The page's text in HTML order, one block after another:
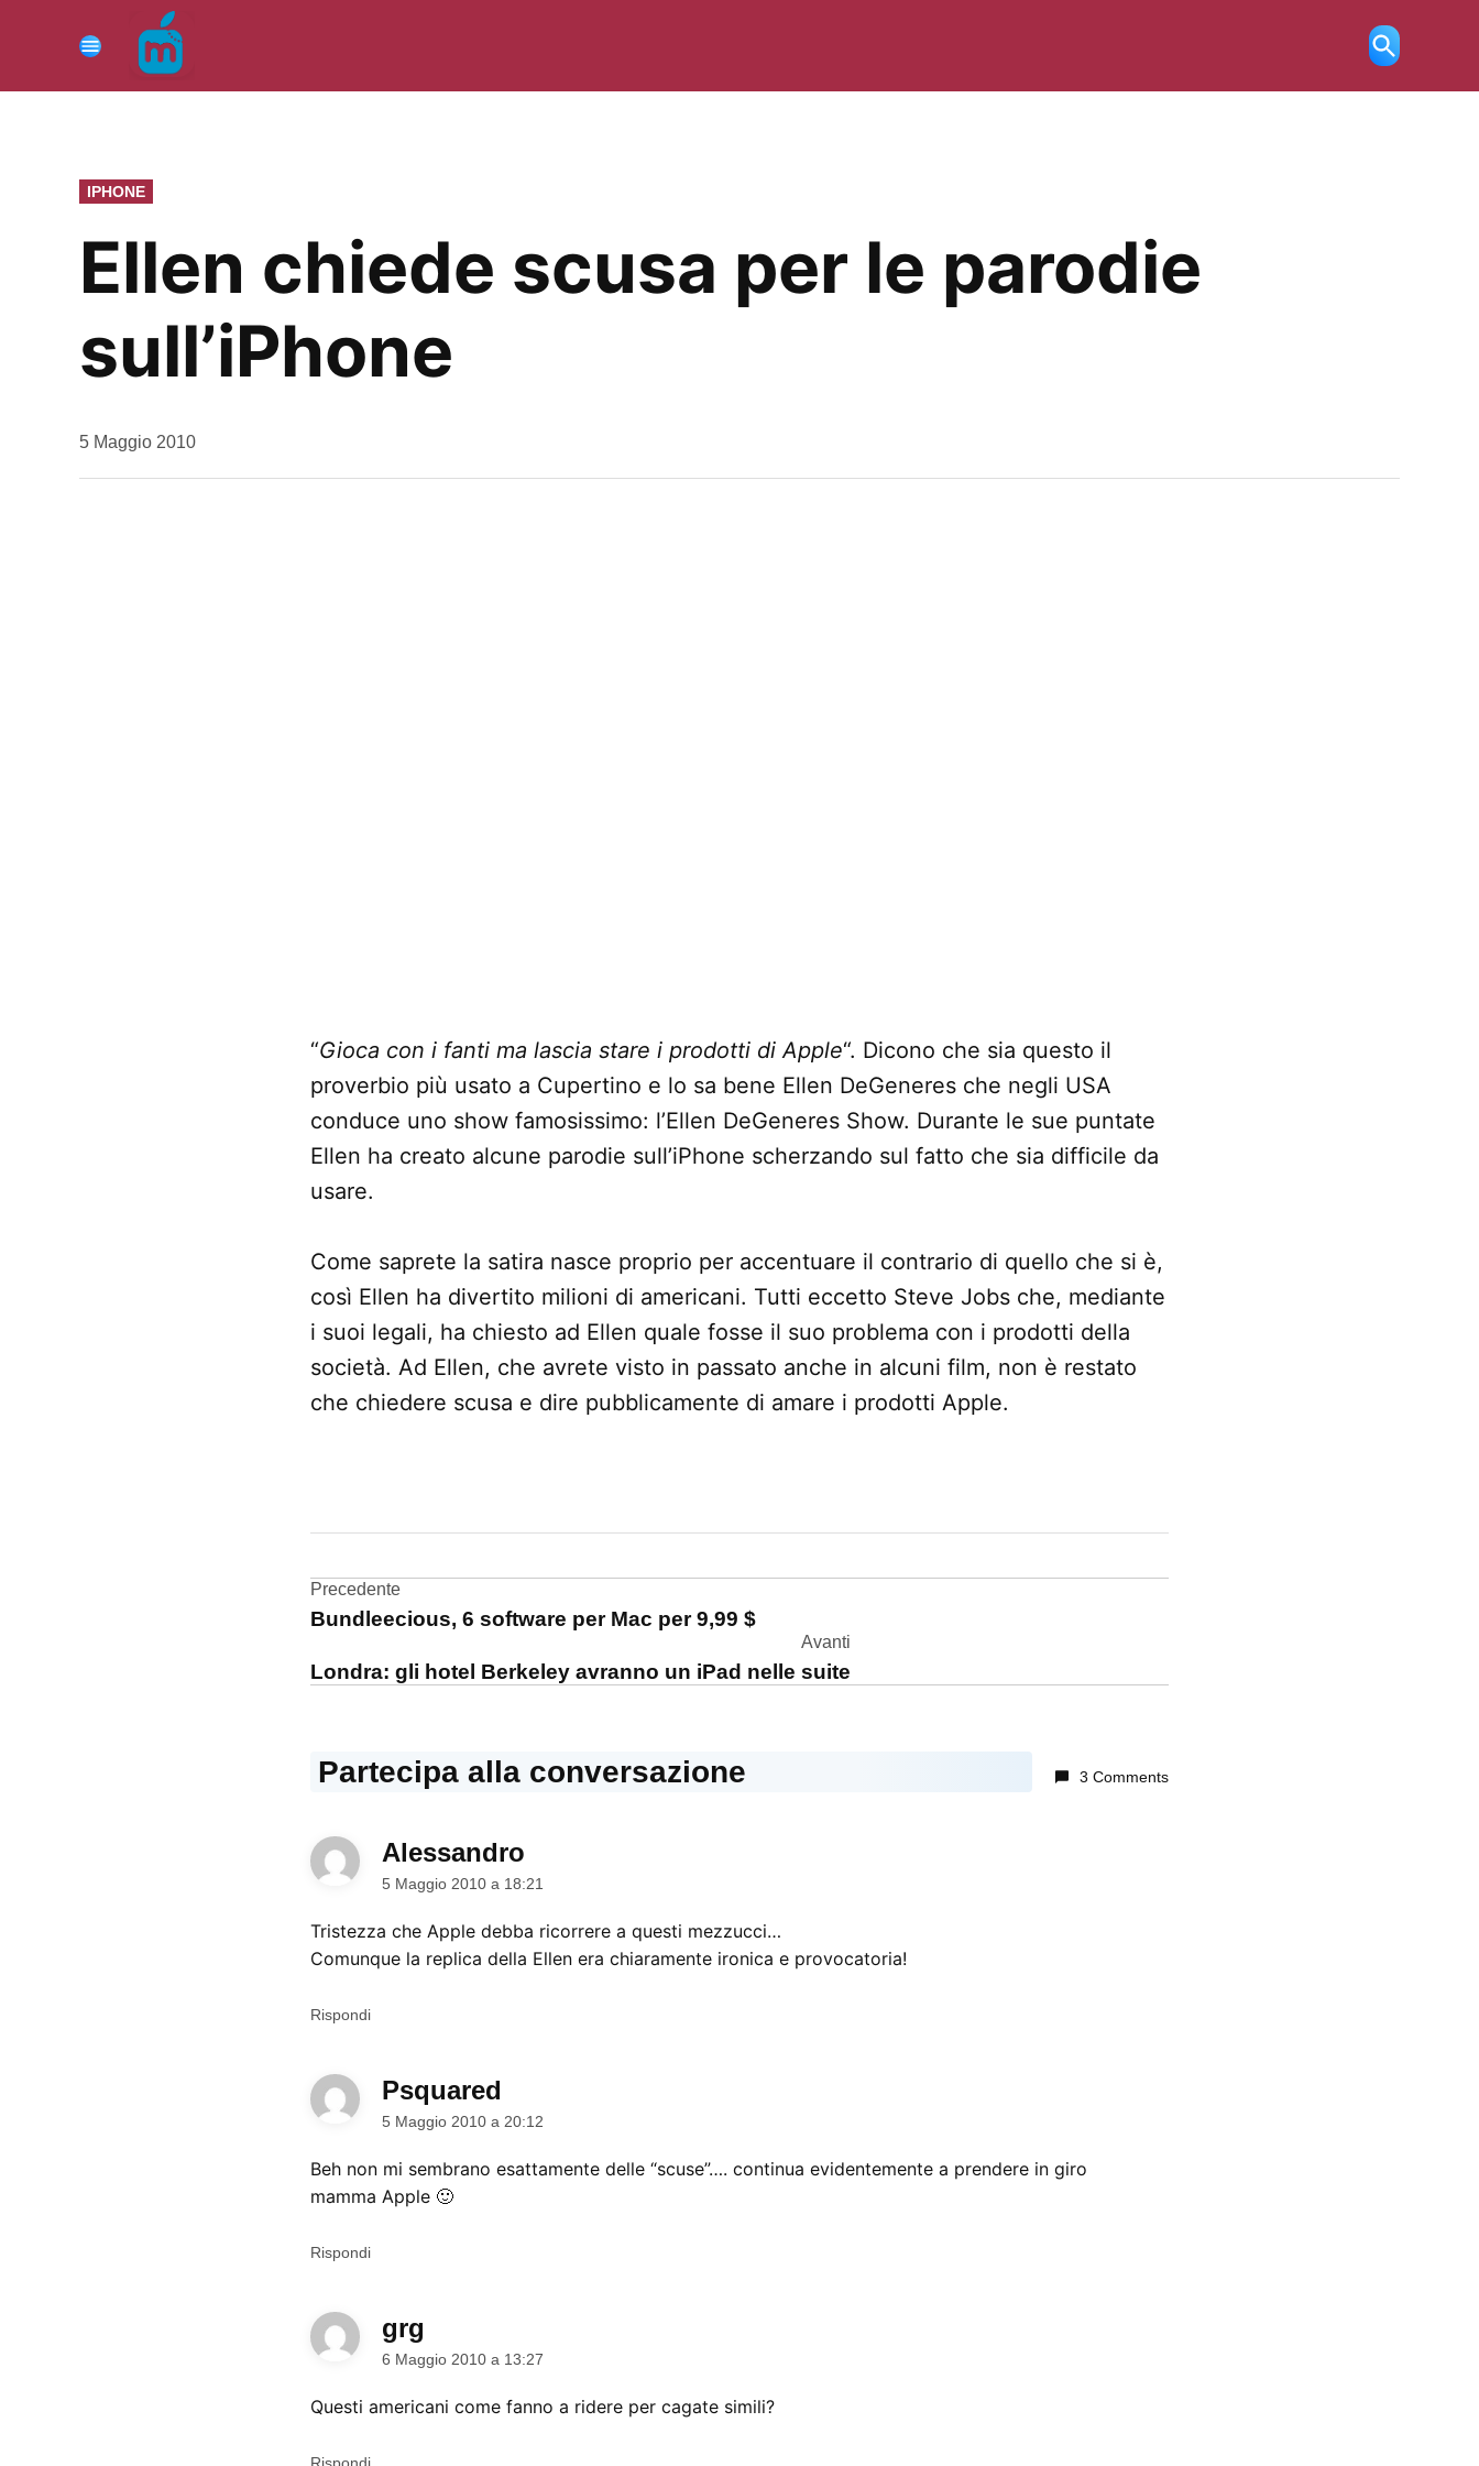
contenuto
Menu
Ricerca
aperta
PUBBLICATO
IN
IPHONE
Ellen chiede scusa per le parodie
sull’iPhone
da
5 Maggio 2010
“Gioca con i fanti ma lascia stare i prodotti di Apple“. Dicono che sia questo il
proverbio più usato a Cupertino e lo sa bene Ellen DeGeneres che negli USA
conduce uno show famosissimo: l’Ellen DeGeneres Show. Durante le sue puntate
Ellen ha creato alcune parodie sull’iPhone scherzando sul fatto che sia difficile da
usare.
Come saprete la satira nasce proprio per accentuare il contrario di quello che si è,
così Ellen ha divertito milioni di americani. Tutti eccetto Steve Jobs che, mediante
i suoi legali, ha chiesto ad Ellen quale fosse il suo problema con i prodotti della
società. Ad Ellen, che avrete visto in passato anche in alcuni film, non è restato
che chiedere scusa e dire pubblicamente di amare i prodotti Apple.
Tv
Navigazione
Precedente
Bundleecious, 6 software per Mac per 9,99 $
Avanti
Londra: gli hotel Berkeley avranno un iPad nelle suite
Partecipa alla conversazione 3 Comments
Alessandro
5 Maggio 2010 a 18:21
Tristezza che Apple debba ricorrere a questi mezzucci…
Comunque la replica della Ellen era chiaramente ironica e provocatoria!
Rispondi
Psquared
5 Maggio 2010 a 20:12
Beh non mi sembrano esattamente delle “scuse”…. continua evidentemente a prendere in giro
mamma Apple 🙂
Rispondi
grg
6 Maggio 2010 a 13:27
Questi americani come fanno a ridere per cagate simili?